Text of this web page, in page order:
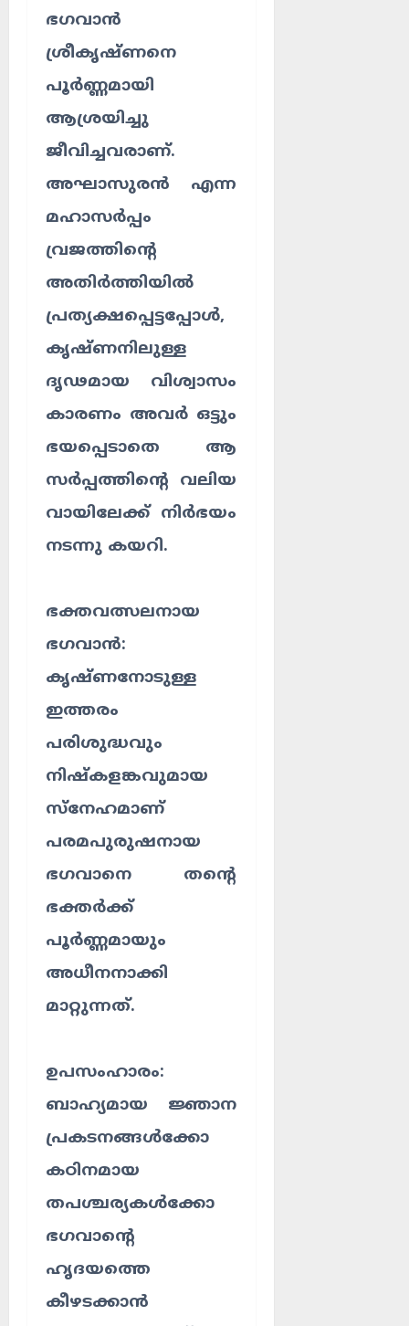
ഭഗവാൻ
ശ്രീകൃഷ്ണനെ
പൂർണ്ണമായി
ആശ്രയിച്ചു
ജീവിച്ചവരാണ്.
അഘാസുരൻ എന്ന
മഹാസർപ്പം
വ്രജത്തിന്റെ
അതിർത്തിയിൽ
പ്രത്യക്ഷപ്പെട്ടപ്പോൾ,
കൃഷ്ണനിലുള്ള
ദൃഢമായ വിശ്വാസം
കാരണം അവർ ഒട്ടും
ഭയപ്പെടാതെ ആ
സർപ്പത്തിന്റെ വലിയ
വായിലേക്ക് നിർഭയം
നടന്നു കയറി.
ഭക്തവത്സലനായ
ഭഗവാൻ:
കൃഷ്ണനോടുള്ള
ഇത്തരം
പരിശുദ്ധവും
നിഷ്കളങ്കവുമായ
സ്നേഹമാണ്
പരമപുരുഷനായ
ഭഗവാനെ തന്റെ
ഭക്തർക്ക്
പൂർണ്ണമായും
അധീനനാക്കി
മാറ്റുന്നത്.
ഉപസംഹാരം:
ബാഹ്യമായ ജ്ഞാന
പ്രകടനങ്ങൾക്കോ
കഠിനമായ
തപശ്ചര്യകൾക്കോ
ഭഗവാന്റെ
ഹൃദയത്തെ
കീഴടക്കാൻ